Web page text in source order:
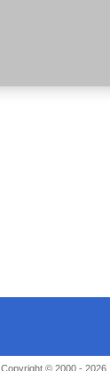
Copyright © 2000 - 2026